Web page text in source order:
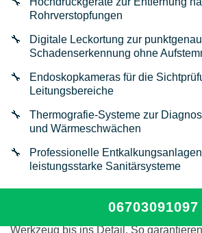
Rohrverstopfungen
Digitale Leckortung zur
Schadenserkennung ohne
Endoskopkameras für die
Leitungsbereiche
Thermografie-Systeme zur
und Wärmeschwächen
Professionelle
leistungsstarke Sanitärsysteme
– sie werden kontinuierlich geschult
Werkzeug bis ins Detail. So
06703091097